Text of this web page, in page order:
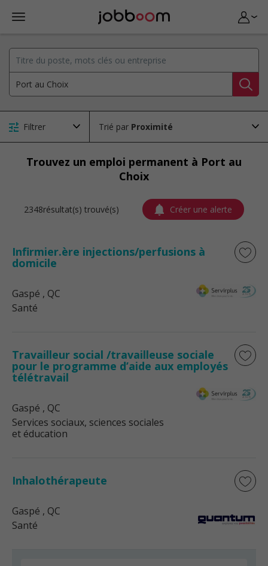
Filtrer Trié par
Trouvez un emploi permanent à Port au
Choix
2348résultat(s) trouvé(s) Créer une alerte
Infirmier.ère injections/perfusions à
domicile
Gaspé , QC
Santé
Travailleur social /travailleuse sociale
pour le programme d’aide aux employés
télétravail
Gaspé , QC
Services sociaux, sciences sociales
et éducation
Inhalothérapeute
Gaspé , QC
Santé